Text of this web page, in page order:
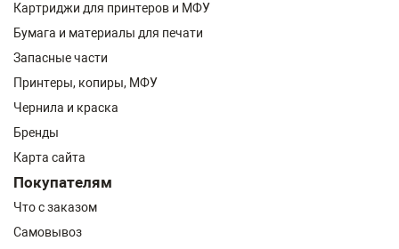
Картриджи для принтеров и МФУ
Бумага и материалы для печати
Запасные части
Принтеры, копиры, МФУ
Чернила и краска
Бренды
Карта сайта
Покупателям
Что с заказом
Самовывоз